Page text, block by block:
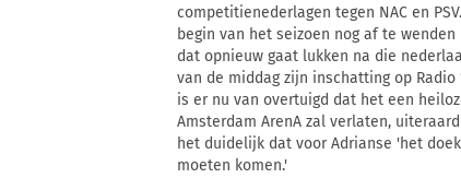
competitienederlagen tegen NAC en
begin van het seizoen nog af te
dat opnieuw gaat lukken na die
van de middag zijn inschatting op
is er nu van overtuigd dat het een
Amsterdam ArenA zal verlaten,
het duidelijk dat voor Adrianse 'het
moeten komen.'